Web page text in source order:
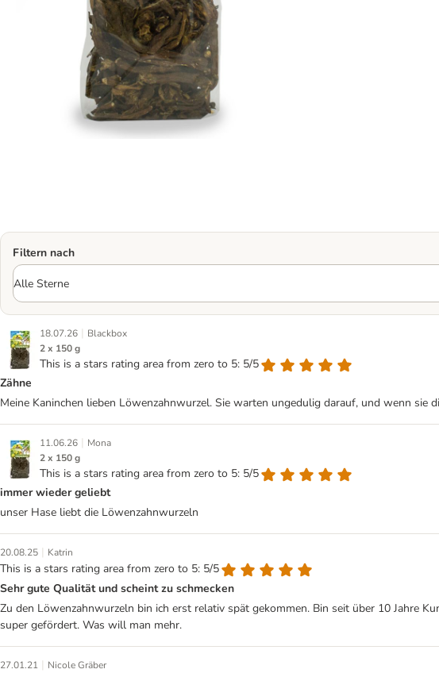
Filtern nach
18.07.26 | Blackbox
2 x 150 g
This is a stars rating area from zero to 5: 5/5
Zähne
Meine Kaninchen lieben Löwenzahnwurzel. Sie warten ungedulig darauf, und wenn
11.06.26 | Mona
2 x 150 g
This is a stars rating area from zero to 5: 5/5
immer wieder geliebt
unser Hase liebt die Löwenzahnwurzeln
20.08.25 | Katrin
This is a stars rating area from zero to 5: 5/5
Sehr gute Qualität und scheint zu schmecken
Zu den Löwenzahnwurzeln bin ich erst relativ spät gekommen. Bin seit über 10 Jahre
super gefördert. Was will man mehr.
27.01.21 | Nicole Gräber